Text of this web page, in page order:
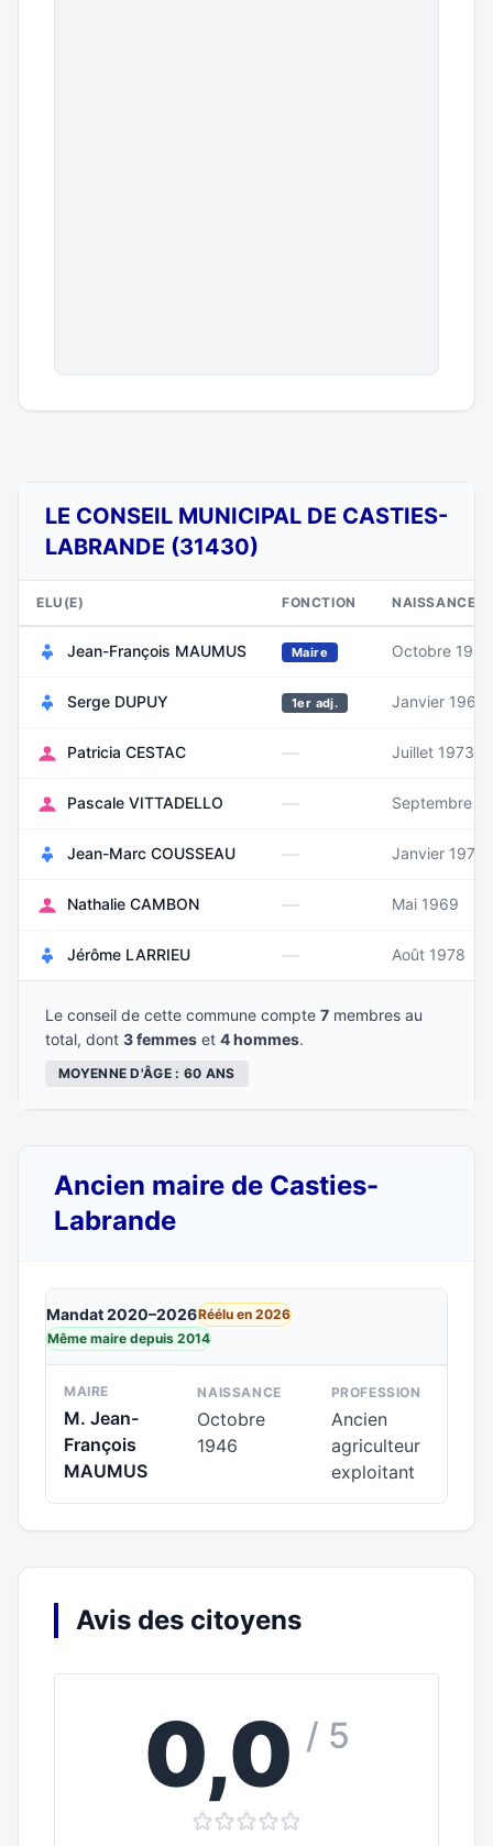
LE CONSEIL MUNICIPAL DE CASTIES-
LABRANDE (31430)
ELU(E) FONCTION NAISSANCE
Jean-François MAUMUS Maire Octobre 1946
Serge DUPUY 1er adj. Janvier 1967
Patricia CESTAC — Juillet 1973
Pascale VITTADELLO — Septembre
Jean-Marc COUSSEAU — Janvier 1971
Nathalie CAMBON — Mai 1969
Jérôme LARRIEU — Août 1978
Le conseil de cette commune compte 7 membres au
total, dont 3 femmes et 4 hommes.
MOYENNE D'ÂGE : 60 ANS
Ancien maire de Casties-
Labrande
Mandat 2020–2026Réélu en 2026
Même maire depuis 2014
MAIRE
M. Jean-
François
MAUMUS
NAISSANCE
Octobre
1946
PROFESSION
Ancien
agriculteur
exploitant
Avis des citoyens
0,0 / 5